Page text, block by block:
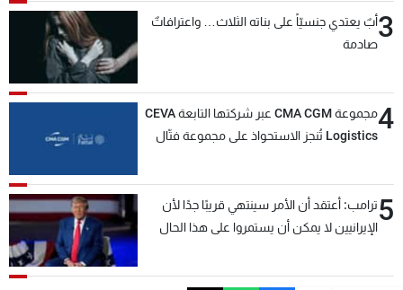
3أبٌ يعتدي جنسيّاً على بناته الثلاث… واعترافاتٌ
صادمة
4
مجموعة CMA CGM عبر شركتها التابعة CEVA
Logistics تُنجز الاستحواذ على مجموعة فتّال
5ترامب: أعتقد أن الأمر سينتهي قريبًا جدًا لأن
الإيرانيين لا يمكن أن يستمروا على هذا الحال